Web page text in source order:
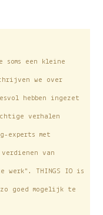
soms een kleine
we over
hebben ingezet
verhalen
experts met
van
THINGS IO is
goed mogelijk te